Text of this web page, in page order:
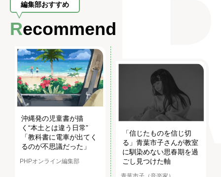
編集部おすすめ
Recommend
沖縄発の児童書が描
く“本土とは違う日常”
「教科書に電車が出てく
るのが不思議だった」
PHPオンライン編集部
「信じたものを信じ切
る」青葉市子さんが教室
に馴染めない思春期を過
ごし見つけた軸